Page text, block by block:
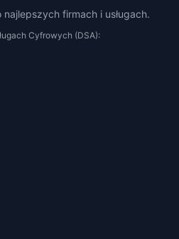
firmach i usługach.
Cyfrowych (DSA):